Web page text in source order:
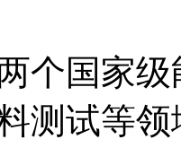
国家级
测试等